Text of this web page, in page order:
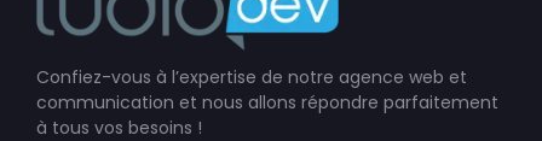
Confiez-vous à l’expertise de notre agence web et
communication et nous allons répondre parfaitement
à tous vos besoins !